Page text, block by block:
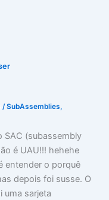
/SubAssemblies,
SAC (subassembly
é UAU!!! hehehe
entender o porquê
depois foi susse. O
uma sarjeta